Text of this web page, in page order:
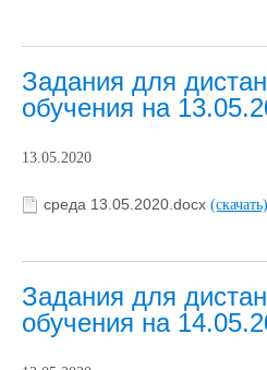
Задания для
обучения на
13.05.2020
среда 13.05.2020.docx (скачать)
Задания для
обучения на